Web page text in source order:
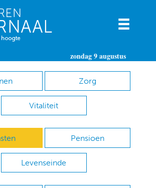
zondag 9 augustus
Zorg
Vitaliteit
Pensioen
Levenseinde